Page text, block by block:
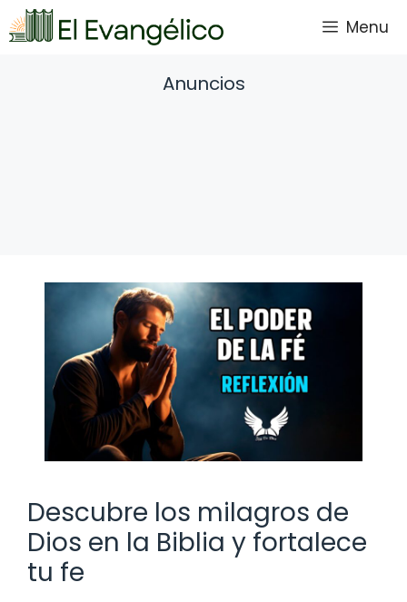
Saltar
al
Menu
Anuncios
Descubre los milagros de
Dios en la Biblia y fortalece
tu fe